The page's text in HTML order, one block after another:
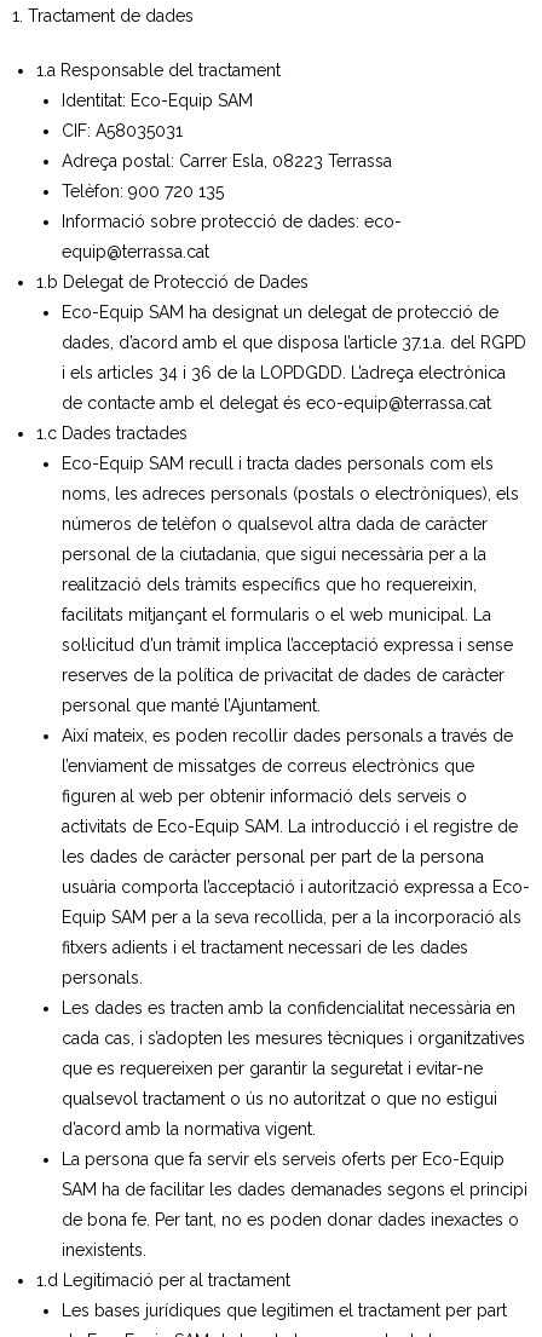
1. Tractament de dades
1.a Responsable del tractament
Identitat: Eco-Equip SAM
CIF: A58035031
Adreça postal: Carrer Esla, 08223 Terrassa
Telèfon: 900 720 135
Informació sobre protecció de dades: eco-
equip@terrassa.cat
1.b Delegat de Protecció de Dades
Eco-Equip SAM ha designat un delegat de protecció de
dades, d’acord amb el que disposa l’article 37.1.a. del RGPD
i els articles 34 i 36 de la LOPDGDD. L’adreça electrònica
de contacte amb el delegat és eco-equip@terrassa.cat
1.c Dades tractades
Eco-Equip SAM recull i tracta dades personals com els
noms, les adreces personals (postals o electròniques), els
números de telèfon o qualsevol altra dada de caràcter
personal de la ciutadania, que sigui necessària per a la
realització dels tràmits específics que ho requereixin,
facilitats mitjançant el formularis o el web municipal. La
sol·licitud d’un tràmit implica l’acceptació expressa i sense
reserves de la política de privacitat de dades de caràcter
personal que manté l’Ajuntament.
Així mateix, es poden recollir dades personals a través de
l’enviament de missatges de correus electrònics que
figuren al web per obtenir informació dels serveis o
activitats de Eco-Equip SAM. La introducció i el registre de
les dades de caràcter personal per part de la persona
usuària comporta l’acceptació i autorització expressa a Eco-
Equip SAM per a la seva recollida, per a la incorporació als
fitxers adients i el tractament necessari de les dades
personals.
Les dades es tracten amb la confidencialitat necessària en
cada cas, i s’adopten les mesures tècniques i organitzatives
que es requereixen per garantir la seguretat i evitar-ne
qualsevol tractament o ús no autoritzat o que no estigui
d’acord amb la normativa vigent.
La persona que fa servir els serveis oferts per Eco-Equip
SAM ha de facilitar les dades demanades segons el principi
de bona fe. Per tant, no es poden donar dades inexactes o
inexistents.
1.d Legitimació per al tractament
Les bases jurídiques que legitimen el tractament per part